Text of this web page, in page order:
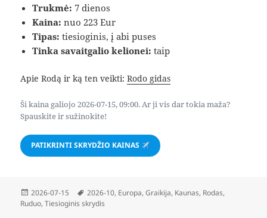
Trukmė: 7 dienos
Kaina: nuo 223 Eur
Tipas: tiesioginis, į abi puses
Tinka savaitgalio kelionei: taip
Apie Rodą ir ką ten veikti:Rodo gidas
Ši kaina galiojo 2026-07-15, 09:00. Ar ji vis dar tokia maža?
Spauskite ir sužinokite!
PATIKRINTI SKRYDŽIO KAINAS
Paskelbta
2026-07-15 Žymos
2026-10, Europa,Graikija, Kaunas, Rodas,
Ruduo,Tiesioginis skrydis